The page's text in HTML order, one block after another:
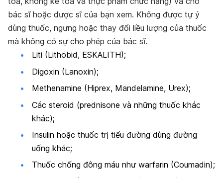
bác sĩ hoặc dược sĩ của bạn xem. Không được tự ý
dùng thuốc, ngưng hoặc thay đổi liều lượng của thuốc
mà không có sự cho phép của bác sĩ.
Liti (Lithobid, ESKALITH);
Digoxin (Lanoxin);
Methenamine (Hiprex, Mandelamine, Urex);
Các steroid (prednisone và những thuốc khác
khác);
Insulin hoặc thuốc trị tiểu đường dùng đường
uống khác;
Thuốc chống đông máu như warfarin (Coumadin);